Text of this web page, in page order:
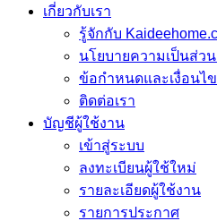
เกี่ยวกับเรา
รู้จักกับ
นโยบายความเป็นส่ว
ข้อกำหนดและเงื่อนไ
ติดต่อเรา
บัญชีผู้ใช้งาน
เข้าสู่ระบบ
ลงทะเบียนผู้ใช้ใหม่
รายละเอียดผู้ใช้งาน
รายการประกาศ